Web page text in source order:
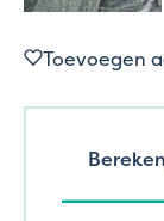
Toevoegen